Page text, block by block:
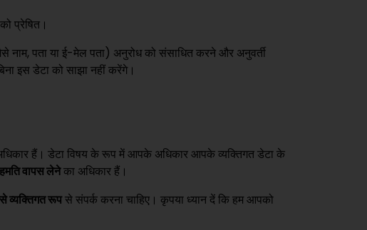
प्रेषित।
नाम, पता या ई-मेल पता) अनुरोध को संसाधित करने और अनुवर्ती
इस डेटा को साझा नहीं करेंगे।
हैं। डेटा विषय के रूप में आपके अधिकार आपके व्यक्तिगत डेटा के
वापस लेनेका अधिकार हैं।
व्यक्तिगत रूपसे संपर्क करना चाहिए। कृपया ध्यान दें कि हम आपको